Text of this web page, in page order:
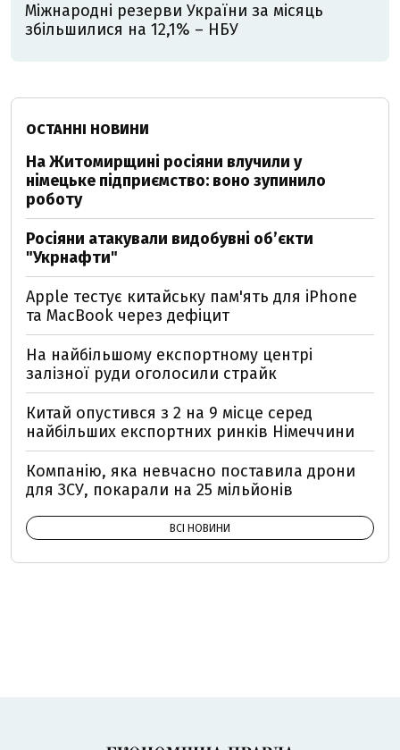
Міжнародні резерви України за місяць
збільшилися на 12,1% – НБУ
ОСТАННІ НОВИНИ
На Житомирщині росіяни влучили у
німецьке підприємство: воно зупинило
роботу
Росіяни атакували видобувні обʼєкти
"Укрнафти"
Apple тестує китайську пам'ять для iPhone
та MacBook через дефіцит
На найбільшому експортному центрі
залізної руди оголосили страйк
Китай опустився з 2 на 9 місце серед
найбільших експортних ринків Німеччини
Компанію, яка невчасно поставила дрони
для ЗСУ, покарали на 25 мільйонів
ВСІ НОВИНИ